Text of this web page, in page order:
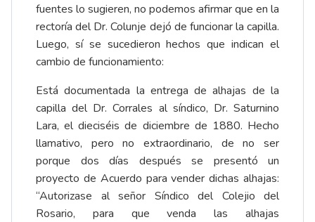
fuentes lo sugieren, no podemos afirmar que en la
rectoría del Dr. Colunje dejó de funcionar la capilla.
Luego, sí se sucedieron hechos que indican el
cambio de funcionamiento:
Está documentada la entrega de alhajas de la
capilla del Dr. Corrales al síndico, Dr. Saturnino
Lara, el dieciséis de diciembre de 1880. Hecho
llamativo, pero no extraordinario, de no ser
porque dos días después se presentó un
proyecto de Acuerdo para vender dichas alhajas:
“Autorizase al señor Síndico del Colejio del
Rosario, para que venda las alhajas